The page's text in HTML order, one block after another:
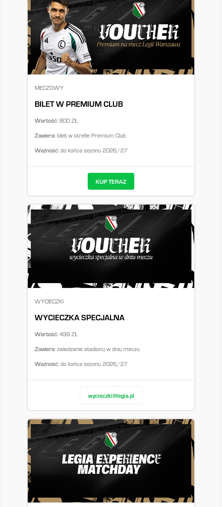
MECZOWY
BILET W PREMIUM CLUB
Wartość:800 ZŁ
Zawiera:bilet w strefie Premium Club
Ważność:do końca sezonu 2026/27
KUP TERAZ
WYCIECZKI
WYCIECZKA SPECJALNA
Wartość:499 ZŁ
Zawiera:zwiedzanie stadionu w dniu meczu
Ważność:do końca sezonu 2026/27
wycieczki@legia.pl